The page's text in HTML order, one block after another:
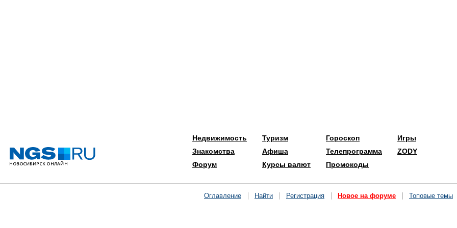
Недвижимость
Знакомства
Форум
Туризм
Афиша
Курсы валют
Гороскоп
Телепрограмма
Промокоды
Игры
ZODY
Оглавление Найти Регистрация Новое на форуме Топовые темы